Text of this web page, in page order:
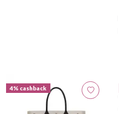
4% cashback